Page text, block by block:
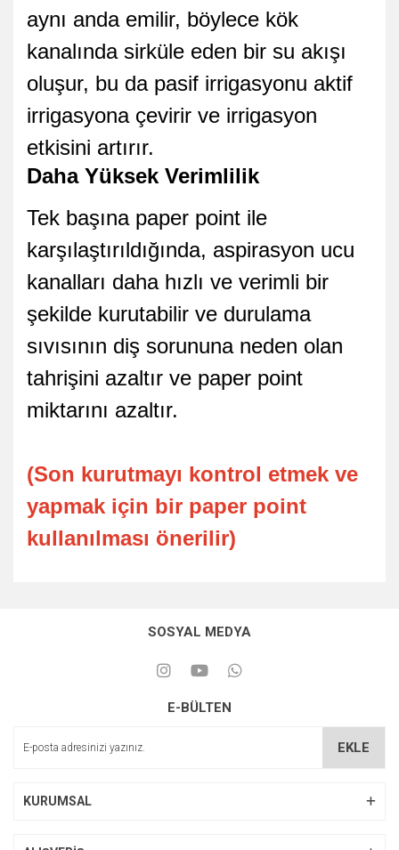
aynı anda emilir, böylece kök
kanalında sirküle eden bir su akışı
oluşur, bu da pasif irrigasyonu aktif
irrigasyona çevirir ve irrigasyon
etkisini artırır.
Daha Yüksek Verimlilik
Tek başına paper point ile
karşılaştırıldığında, aspirasyon ucu
kanalları daha hızlı ve verimli bir
şekilde kurutabilir ve durulama
sıvısının diş sorununa neden olan
tahrişini azaltır ve paper point
miktarını azaltır.
(Son kurutmayı kontrol etmek ve
yapmak için bir paper point
kullanılması önerilir)
SOSYAL MEDYA
E-BÜLTEN
EKLE
KURUMSAL